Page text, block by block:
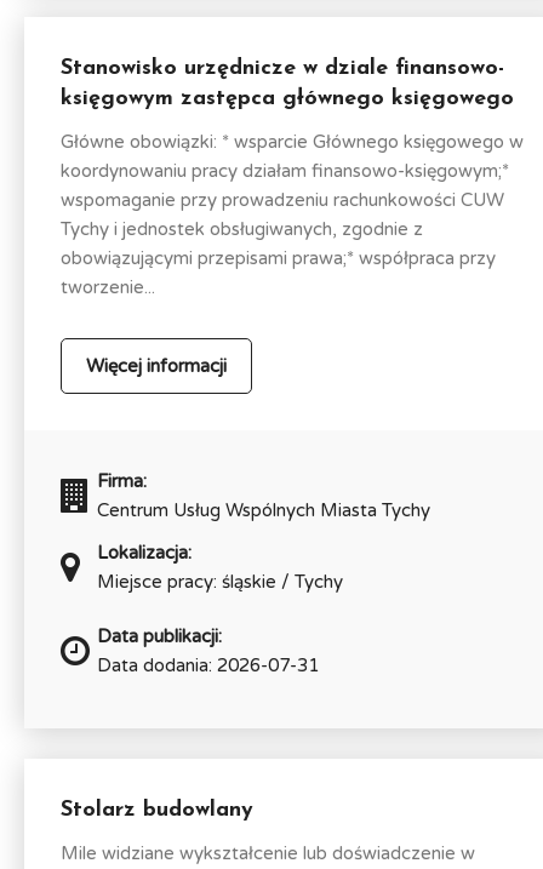
Stanowisko urzędnicze w dziale finansowo-
księgowym zastępca głównego księgowego
Główne obowiązki: * wsparcie Głównego księgowego w
koordynowaniu pracy działam finansowo-księgowym;*
wspomaganie przy prowadzeniu rachunkowości CUW
Tychy i jednostek obsługiwanych, zgodnie z
obowiązującymi przepisami prawa;* współpraca przy
tworzenie...
Więcej informacji
Firma:
Centrum Usług Wspólnych Miasta Tychy
Lokalizacja:
Miejsce pracy: śląskie / Tychy
Data publikacji:
Data dodania: 2026-07-31
Stolarz budowlany
Mile widziane wykształcenie lub doświadczenie w